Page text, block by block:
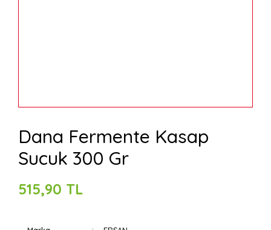
Dana Fermente Kasap
Sucuk 300 Gr
515,90 TL